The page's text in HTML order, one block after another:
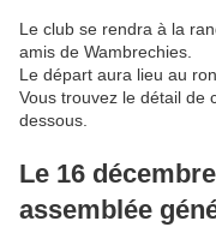
Le club se rendra à la
amis de Wambrechies.
Le départ aura lieu au
Vous trouvez le détail de
dessous.
Le 16
assemblée